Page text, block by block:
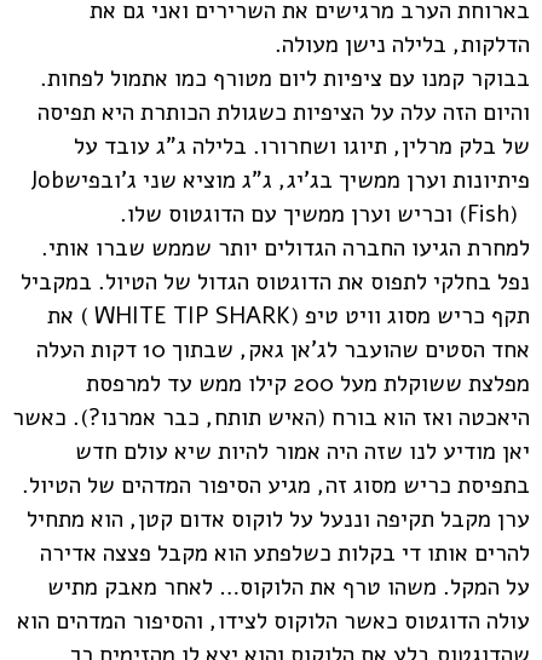
בארוחת הערב מרגישים את השרירים ואני גם את
הדלקות, בלילה נישן מעולה.
בבוקר קמנו עם ציפיות ליום מטורף כמו אתמול לפחות.
והיום הזה עלה על הציפיות כשגולת הכותרת היא תפיסה
של בלק מרלין, תיוגו ושחרורו. בלילה ג"ג עובד על
פיתיונות וערן ממשיך בג'יג, ג"ג מוציא שני ג'ובפישJob
Fish)) וכריש וערן ממשיך עם הדוגטוס שלו.
למחרת הגיעו החברה הגדולים יותר שממש שברו אותי.
נפל בחלקי לתפוס את הדוגטוס הגדול של הטיול. במקביל
תקף כריש מסוג וויט טיפ (( WHITE TIP SHARK את
אחד הסטים שהועבר לג'אן גאק, שבתוך 10 דקות העלה
מפלצת ששוקלת מעל 200 קילו ממש עד למרפסת
היאכטה ואז הוא בורח (האיש תותח, כבר אמרנו?). כאשר
יאן מודיע לנו שזה היה אמור להיות שיא עולם חדש
בתפיסת כריש מסוג זה, מגיע הסיפור המדהים של הטיול.
ערן מקבל תקיפה וננעל על לוקוס אדום קטן, הוא מתחיל
להרים אותו די בקלות כשלפתע הוא מקבל פצצה אדירה
על המקל. משהו טרף את הלוקוס… לאחר מאבק מתיש
עולה הדוגטוס כאשר הלוקוס לצידו, והסיפור המדהים הוא